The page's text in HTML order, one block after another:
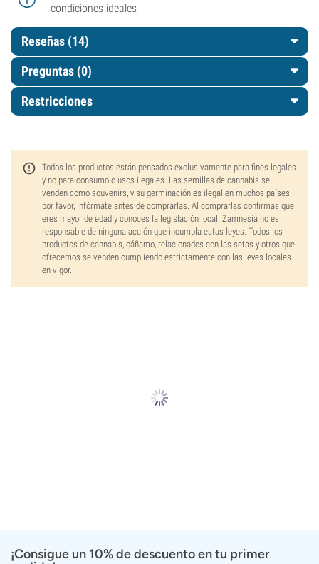
condiciones ideales
Reseñas (14)
Preguntas (0)
Restricciones
Todos los productos están pensados exclusivamente para fines legales
y no para consumo o usos ilegales. Las semillas de cannabis se
venden como souvenirs, y su germinación es ilegal en muchos países—
por favor, infórmate antes de comprarlas. Al comprarlas confirmas que
eres mayor de edad y conoces la legislación local. Zamnesia no es
responsable de ninguna acción que incumpla estas leyes. Todos los
productos de cannabis, cáñamo, relacionados con las setas y otros que
ofrecemos se venden cumpliendo estrictamente con las leyes locales
en vigor.
¡Consigue un 10% de descuento en tu primer